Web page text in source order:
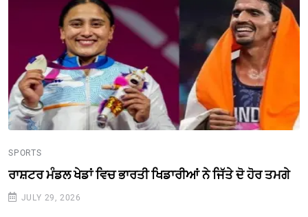
SPORTS
ਰਾਸ਼ਟਰ ਮੰਡਲ ਖੇਡਾਂ ਵਿਚ ਭਾਰਤੀ ਖਿਡਾਰੀਆਂ ਨੇ ਜਿੱਤੇ ਦੋ ਹੋਰ ਤਮਗੇ
JULY 29, 2026